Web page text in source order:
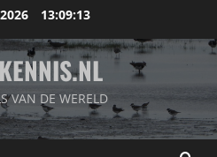
13:09:13
VAN DE WERELD